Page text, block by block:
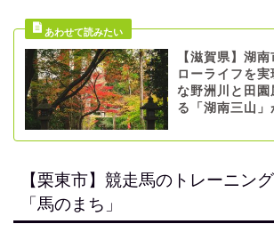
【滋賀県】湖
ローライフを
な野洲川と田
る「湖南三山」
【栗東市】競走馬のトレーニン
「馬のまち」